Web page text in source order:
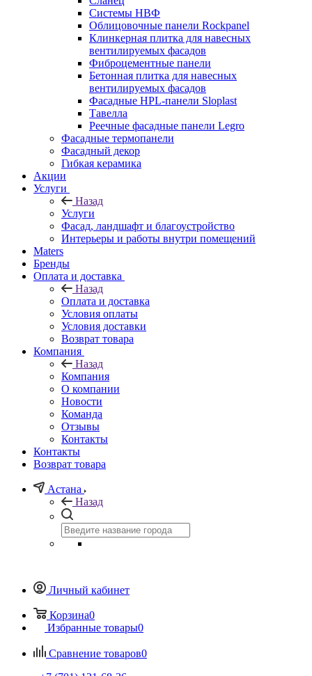
Системы НВФ
Облицовочные панели Rockpanel
Клинкерная плитка для навесных
вентилируемых фасадов
Фиброцементные панели
Бетонная плитка для навесных
вентилируемых фасадов
Фасадные HPL-панели Sloplast
Тавелла
Реечные фасадные панели Legro
Фасадные термопанели
Фасадный декор
Гибкая керамика
Акции
Услуги
Назад
Услуги
Фасад, ландшафт и благоустройство
Интерьеры и работы внутри помещений
Maters
Бренды
Оплата и доставка
Назад
Оплата и доставка
Условия оплаты
Условия доставки
Возврат товара
Компания
Назад
Компания
О компании
Новости
Команда
Отзывы
Контакты
Контакты
Возврат товара
Астана
Назад
Личный кабинет
Корзина0
Избранные товары0
Сравнение товаров0